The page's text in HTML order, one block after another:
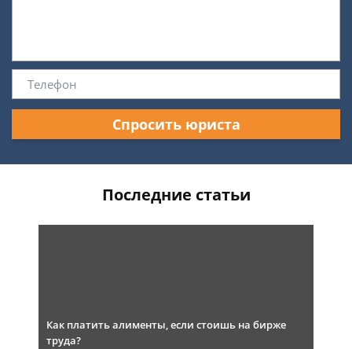
Спросить юриста
Последние статьи
Как платить алименты, если стоишь на бирже
труда?